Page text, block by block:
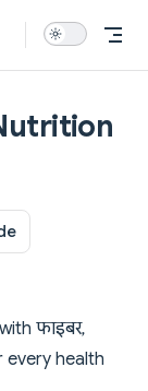
फाइबर,
every health